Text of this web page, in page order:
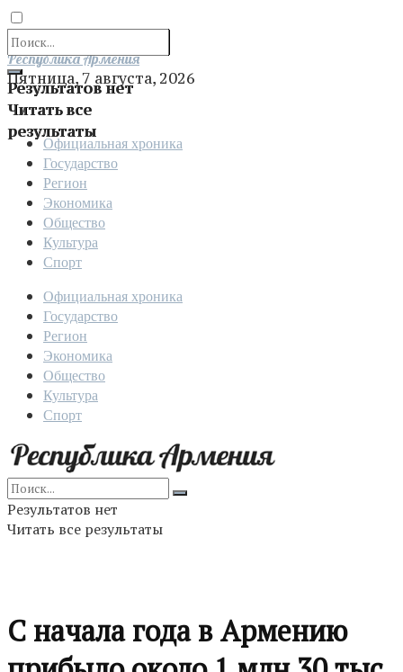
Результатов нет
Читать все
результаты
Отправить
Республика Армения
Пятница, 7 августа, 2026
Официальная хроника
Государство
Регион
Экономика
Общество
Культура
Спорт
Официальная хроника
Государство
Регион
Экономика
Общество
Культура
Спорт
Результатов нет
Читать все результаты
С начала года в Армению